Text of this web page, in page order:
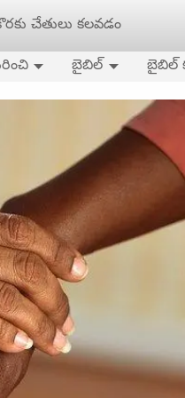
చేతులు కలవడం
బైబిల్ బైబిల్